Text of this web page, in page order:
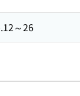
～26